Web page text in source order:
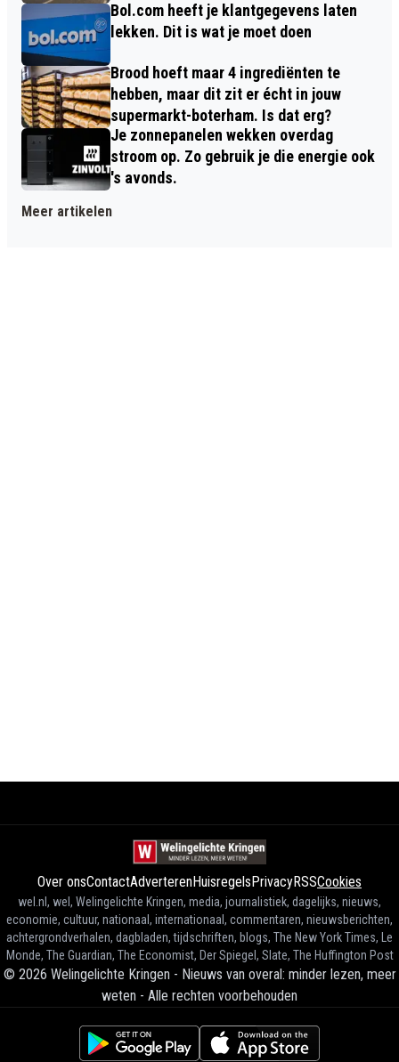
Bol.com heeft je klantgegevens laten
lekken. Dit is wat je moet doen
Brood hoeft maar 4 ingrediënten te
hebben, maar dit zit er écht in jouw
supermarkt-boterham. Is dat erg?
Je zonnepanelen wekken overdag
stroom op. Zo gebruik je die energie ook
's avonds.
Meer artikelen
Over onsContactAdverterenHuisregels PrivacyRSSCookies
wel.nl, wel, Welingelichte Kringen, media, journalistiek, dagelijks, nieuws,
economie, cultuur, nationaal, internationaal, commentaren, nieuwsberichten,
achtergrondverhalen, dagbladen, tijdschriften, blogs, The New York Times, Le
Monde, The Guardian, The Economist, Der Spiegel, Slate, The Huffington Post
© 2026 Welingelichte Kringen - Nieuws van overal: minder lezen, meer
weten - Alle rechten voorbehouden